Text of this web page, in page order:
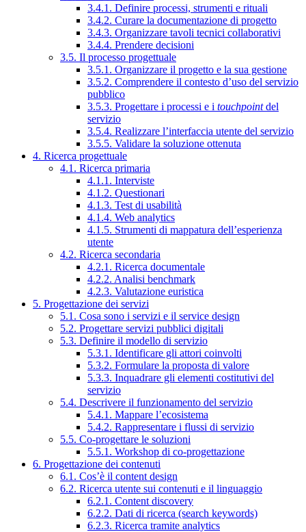
3.4.1. Definire processi, strumenti e rituali
3.4.2. Curare la documentazione di progetto
3.4.3. Organizzare tavoli tecnici collaborativi
3.4.4. Prendere decisioni
3.5. Il processo progettuale
3.5.1. Organizzare il progetto e la sua gestione
3.5.2. Comprendere il contesto d’uso del servizio
pubblico
3.5.3. Progettare i processi e i touchpointdel
servizio
3.5.4. Realizzare l’interfaccia utente del servizio
3.5.5. Validare la soluzione ottenuta
4. Ricerca progettuale
4.1. Ricerca primaria
4.1.1. Interviste
4.1.2. Questionari
4.1.3. Test di usabilità
4.1.4. Web analytics
4.1.5. Strumenti di mappatura dell’esperienza
utente
4.2. Ricerca secondaria
4.2.1. Ricerca documentale
4.2.2. Analisi benchmark
4.2.3. Valutazione euristica
5. Progettazione dei servizi
5.1. Cosa sono i servizi e il service design
5.2. Progettare servizi pubblici digitali
5.3. Definire il modello di servizio
5.3.1. Identificare gli attori coinvolti
5.3.2. Formulare la proposta di valore
5.3.3. Inquadrare gli elementi costitutivi del
servizio
5.4. Descrivere il funzionamento del servizio
5.4.1. Mappare l’ecosistema
5.4.2. Rappresentare i flussi di servizio
5.5. Co-progettare le soluzioni
5.5.1. Workshop di co-progettazione
6. Progettazione dei contenuti
6.1. Cos’è il content design
6.2. Ricerca utente sui contenuti e il linguaggio
6.2.1. Content discovery
6.2.2. Dati di ricerca (search keywords)
6.2.3. Ricerca tramite analytics